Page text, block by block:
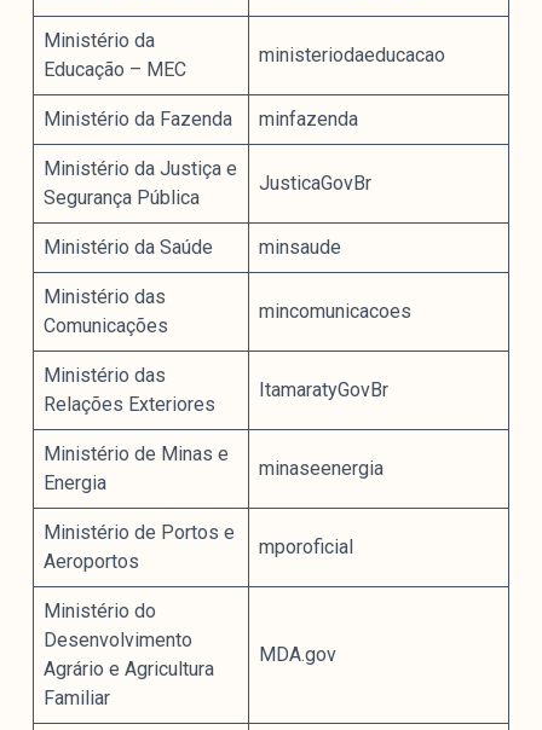
Ministério da
Educação – MEC
ministeriodaeducacao
Ministério da Fazenda minfazenda
Ministério da Justiça e
Segurança Pública
JusticaGovBr
Ministério da Saúde minsaude
Ministério das
Comunicações
mincomunicacoes
Ministério das
Relações Exteriores
ItamaratyGovBr
Ministério de Minas e
Energia
minaseenergia
Ministério de Portos e
Aeroportos
mporoficial
Ministério do
Desenvolvimento
Agrário e Agricultura
Familiar
MDA.gov